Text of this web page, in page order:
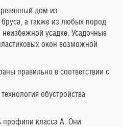
дом из
а также из любых пород
усадке. Усадочные
окон возможной
правильно в соответствии с
обустройства
профили класса А. Они